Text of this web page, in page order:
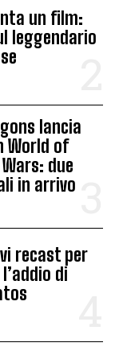
un film:
leggendario
lancia
World of
due
in arrivo
recast per
di